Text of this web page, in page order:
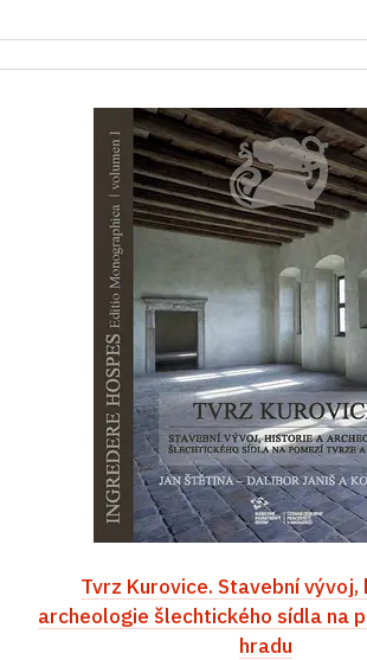
Tvrz Kurovice. Stavební vývoj,
archeologie šlechtického sídla na
hradu